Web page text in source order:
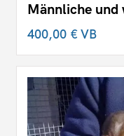
Männliche und
400,00 €VB